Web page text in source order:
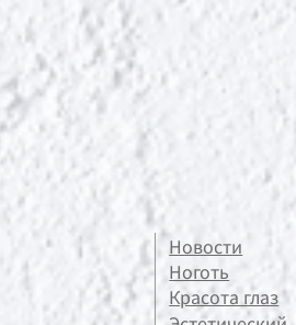
Новости
Ноготь
Красота глаз